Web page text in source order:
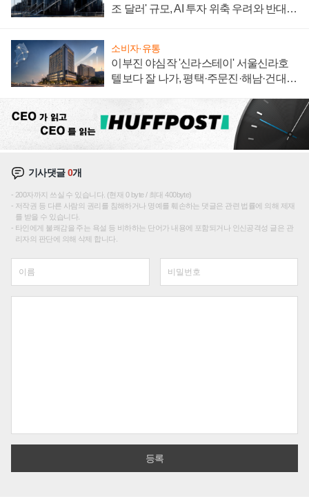
조 달러' 규모, AI 투자 위축 우려와 반대
소비자·유통
이부진 야심작 '신라스테이' 서울신라호
텔보다 잘 나가, 평택·주문진·해남·건대로
기사댓글0개
200자까지 쓰실 수 있습니다. (현재 0 byte / 최대 400byte)
저작권 등 다른 사람의 권리를 침해하거나 명예를 훼손하는 댓글은 관련 법률에 의해 제재
를 받을 수 있습니다.
타인에게 불쾌감을 주는 욕설 등 비하하는 단어가 내용에 포함되거나 인신공격성 글은 관
리자의 판단에 의해 삭제 합니다.